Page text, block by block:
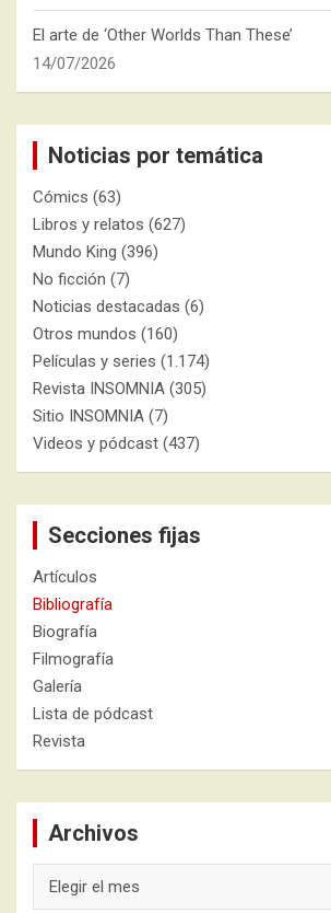
El arte de ‘Other Worlds Than These’
14/07/2026
Noticias por temática
Cómics (63)
Libros y relatos (627)
Mundo King (396)
No ficción (7)
Noticias destacadas (6)
Otros mundos (160)
Películas y series (1.174)
Revista INSOMNIA (305)
Sitio INSOMNIA (7)
Videos y pódcast (437)
Secciones fijas
Artículos
Bibliografía
Biografía
Filmografía
Galería
Lista de pódcast
Revista
Archivos